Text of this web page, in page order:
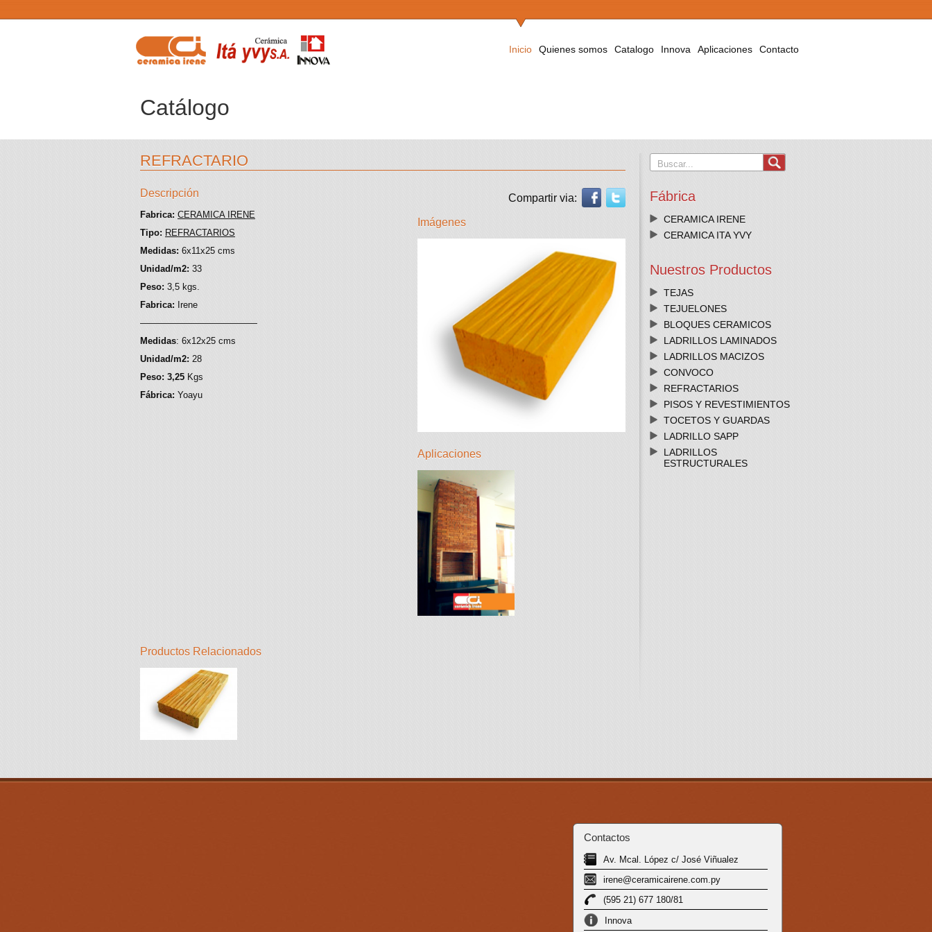
Inicio Quienes somos Catalogo Innova Aplicaciones Contacto
Catálogo
REFRACTARIO
Descripción
Fabrica: CERAMICA IRENE
Tipo: REFRACTARIOS
Medidas: 6x11x25 cms
Unidad/m2: 33
Peso: 3,5 kgs.
Fabrica: Irene
—————————————
Medidas: 6x12x25 cms
Unidad/m2: 28
Peso: 3,25 Kgs
Fábrica: Yoayu
Compartir via:
Imágenes
Aplicaciones
Productos Relacionados
Fábrica
CERAMICA IRENE
CERAMICA ITA YVY
Nuestros Productos
TEJAS
TEJUELONES
BLOQUES CERAMICOS
LADRILLOS LAMINADOS
LADRILLOS MACIZOS
CONVOCO
REFRACTARIOS
PISOS Y REVESTIMIENTOS
TOCETOS Y GUARDAS
LADRILLO SAPP
LADRILLOS
ESTRUCTURALES
Contactos
Av. Mcal. López c/ José Viñualez
irene@ceramicairene.com.py
(595 21) 677 180/81
Innova